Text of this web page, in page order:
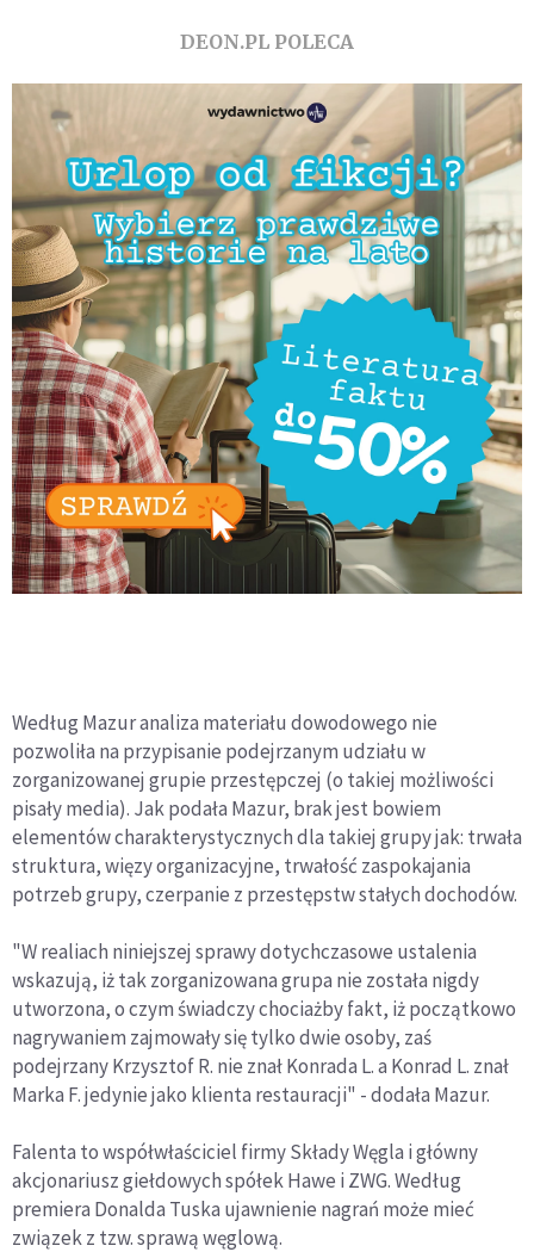
DEON.PL POLECA
Według Mazur analiza materiału dowodowego nie
pozwoliła na przypisanie podejrzanym udziału w
zorganizowanej grupie przestępczej (o takiej możliwości
pisały media). Jak podała Mazur, brak jest bowiem
elementów charakterystycznych dla takiej grupy jak: trwała
struktura, więzy organizacyjne, trwałość zaspokajania
potrzeb grupy, czerpanie z przestępstw stałych dochodów.
"W realiach niniejszej sprawy dotychczasowe ustalenia
wskazują, iż tak zorganizowana grupa nie została nigdy
utworzona, o czym świadczy chociażby fakt, iż początkowo
nagrywaniem zajmowały się tylko dwie osoby, zaś
podejrzany Krzysztof R. nie znał Konrada L. a Konrad L. znał
Marka F. jedynie jako klienta restauracji" - dodała Mazur.
Falenta to współwłaściciel firmy Składy Węgla i główny
akcjonariusz giełdowych spółek Hawe i ZWG. Według
premiera Donalda Tuska ujawnienie nagrań może mieć
związek z tzw. sprawą węglową.